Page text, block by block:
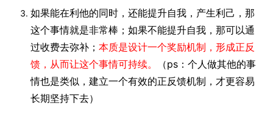
如果能在利他的同时，还能提升自我，产生利己，那
这个事情就是非常棒；如果不能提升自我，那可以通
过收费去弥补； 本质是设计一个奖励机制，形成正反
馈，从而让这个事情可持续。
（ps：个人做其他的事
情也是类似，建立一个有效的正反馈机制，才更容易
长期坚持下去）